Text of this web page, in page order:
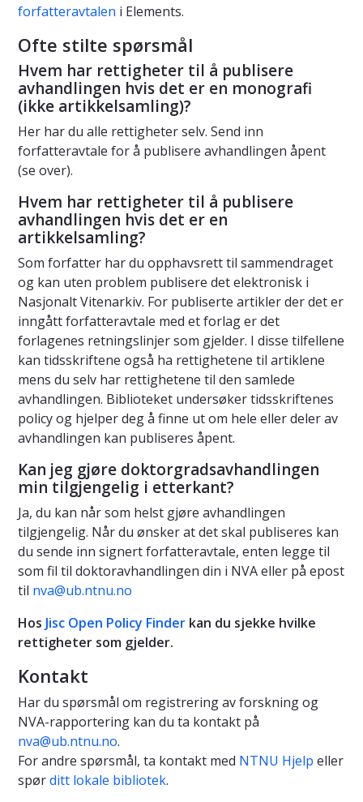
forfatteravtalen i Elements.
Ofte stilte spørsmål
Hvem har rettigheter til å publisere
avhandlingen hvis det er en monografi
(ikke artikkelsamling)?
Her har du alle rettigheter selv. Send inn
forfatteravtale for å publisere avhandlingen åpent
(se over).
Hvem har rettigheter til å publisere
avhandlingen hvis det er en
artikkelsamling?
Som forfatter har du opphavsrett til sammendraget
og kan uten problem publisere det elektronisk i
Nasjonalt Vitenarkiv. For publiserte artikler der det er
inngått forfatteravtale med et forlag er det
forlagenes retningslinjer som gjelder. I disse tilfellene
kan tidsskriftene også ha rettighetene til artiklene
mens du selv har rettighetene til den samlede
avhandlingen. Biblioteket undersøker tidsskriftenes
policy og hjelper deg å finne ut om hele eller deler av
avhandlingen kan publiseres åpent.
Kan jeg gjøre doktorgradsavhandlingen
min tilgjengelig i etterkant?
Ja, du kan når som helst gjøre avhandlingen
tilgjengelig. Når du ønsker at det skal publiseres kan
du sende inn signert forfatteravtale, enten legge til
som fil til doktoravhandlingen din i NVA eller på epost
til nva@ub.ntnu.no
Hos Jisc Open Policy Finder kan du sjekke hvilke
rettigheter som gjelder.
Kontakt
Har du spørsmål om registrering av forskning og
NVA-rapportering kan du ta kontakt på
nva@ub.ntnu.no.
For andre spørsmål, ta kontakt med NTNU Hjelp eller
spørditt lokale bibliotek.